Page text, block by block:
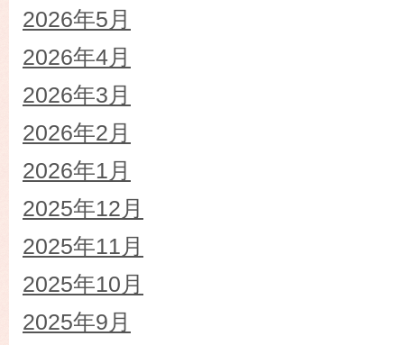
2026年5月
2026年4月
2026年3月
2026年2月
2026年1月
2025年12月
2025年11月
2025年10月
2025年9月